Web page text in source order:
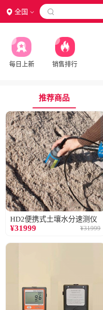
全国 
每日上新 销售排行
推荐商品
HD2便携式土壤水分速测仪
¥31999 ¥31999